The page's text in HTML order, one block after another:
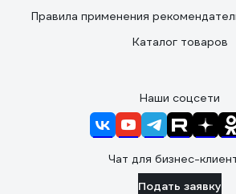
Правила применения
Каталог товаров
Наши соцсети
Чат для бизнес-
Подать заявку